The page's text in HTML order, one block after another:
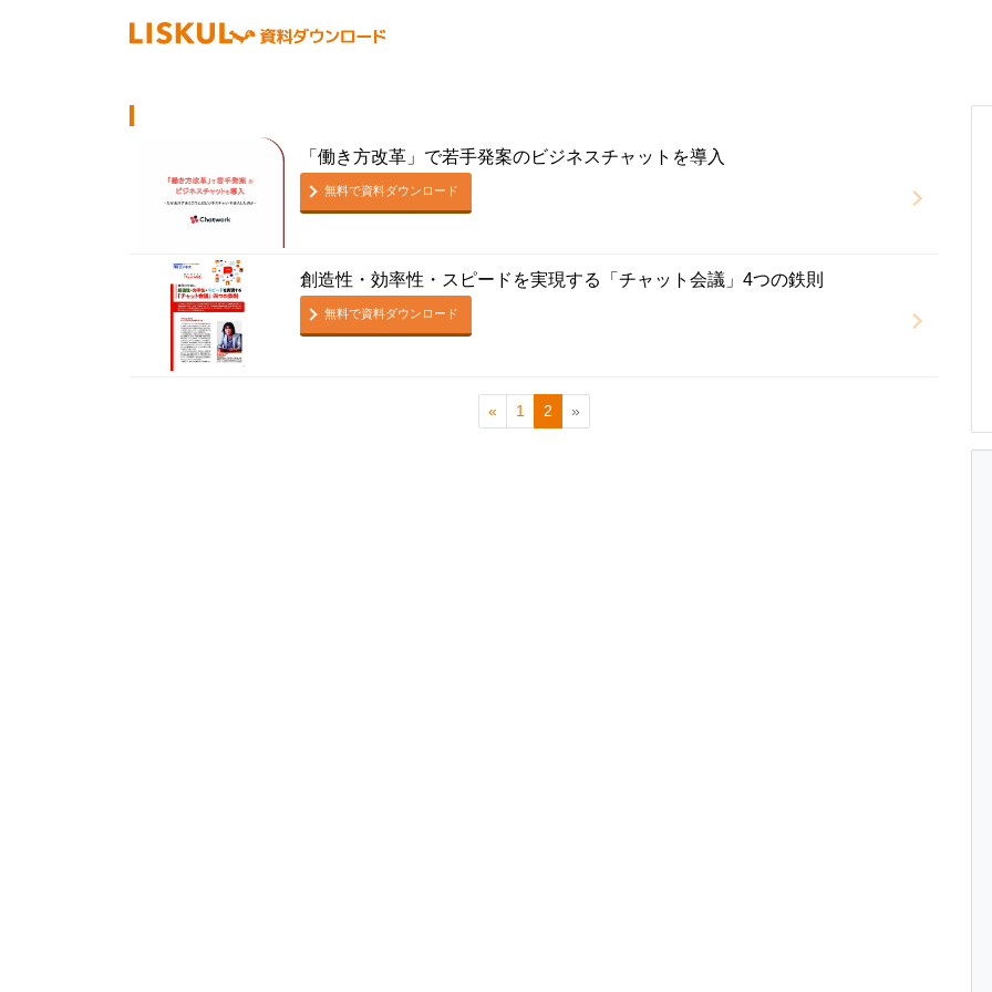
「働き方改革」で若手発案のビジネスチャットを導入
無料で資料ダウンロード
創造性・効率性・スピードを実現する「チャット会議」4つの鉄則
無料で資料ダウンロード
« 1 2 »